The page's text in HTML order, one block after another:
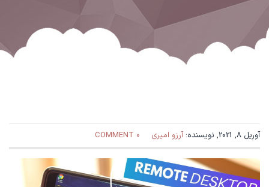
آوریل 8, 2021, نویسنده: آرزو امیری 0 COMMENT